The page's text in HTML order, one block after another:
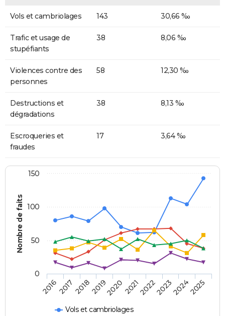
Vols et cambriolages 143 30,66 ‰
Trafic et usage de
stupéfiants
38 8,06 ‰
Violences contre des
personnes
58 12,30 ‰
Destructions et
dégradations
38 8,13 ‰
Escroqueries et
fraudes
17 3,64 ‰
Nombre de faits
Vols et cambriolages
2016201720182019202020212022202320242025
0
50
100
150